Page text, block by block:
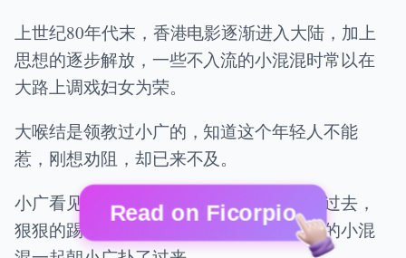
Read on Ficorpio
上世纪80年代末，香港电影逐渐进入大陆，加上
思想的逐步解放，一些不入流的小混混时常以在
大路上调戏妇女为荣。
大喉结是领教过小广的，知道这个年轻人不能
惹，刚想劝阻，却已来不及。
小广看见小混混朝小静伸手，立即一脚踢过去，
狠狠的踢在那小混混上，这时，几个围观的小混